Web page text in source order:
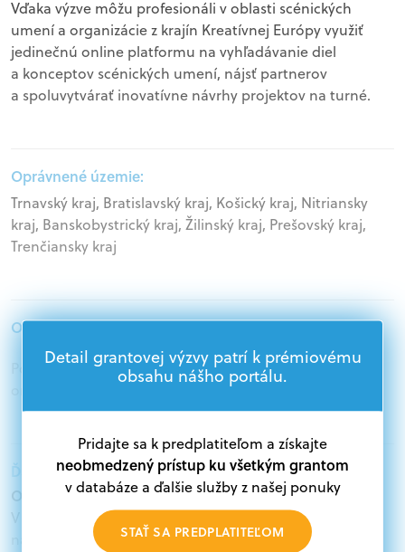
Vďaka výzve môžu profesionáli v oblasti scénických
umení a organizácie z krajín Kreatívnej Európy využiť
jedinečnú online platformu na vyhľadávanie diel
a konceptov scénických umení, nájsť partnerov
a spoluvytvárať inovatívne návrhy projektov na turné.
Oprávnené územie:
Trnavský kraj, Bratislavský kraj, Košický kraj, Nitriansky
kraj, Banskobystrický kraj, Žilinský kraj, Prešovský kraj,
Trenčiansky kraj
Oprávnení žiadatelia:
Podnikatelia, Akademický sektor, Mimovládne
Ďalšie informácie:
Oprávnení žiadatelia:
V databáze grantov a dotácií na portáli Grantexpert.sk
nájdete aktuálne výzvy z eurofondov, plánu obnovy a
Detail grantovej výzvy patrí k prémiovému
obsahu nášho portálu.
Pridajte sa k predplatiteľom a získajte
neobmedzený prístup ku všetkým grantom
v databáze a ďalšie služby z našej ponuky
STAŤ SA PREDPLATITEĽOM